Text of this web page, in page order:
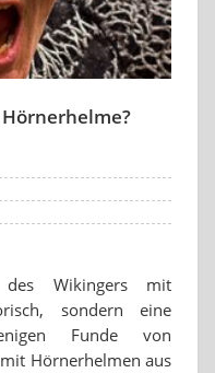
Wikingers mit
sondern eine
Funde von
Hörnerhelmen aus